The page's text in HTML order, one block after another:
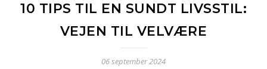
10 TIPS TIL EN SUNDT LIVSSTIL:
VEJEN TIL VELVÆRE
06 september 2024